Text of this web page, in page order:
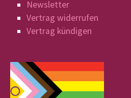
Newsletter
Vertrag widerrufen
Vertrag kündigen